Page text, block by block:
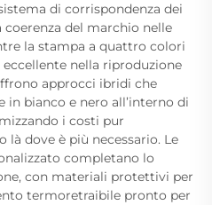
di corrispondenza dei
del marchio nelle
la stampa a quattro colori
eccellente nella riproduzione
approcci ibridi che
in bianco e nero all’interno di
i costi pur
là dove è più necessario. Le
completano lo
con materiali protettivi per
termoretraibile pronto per